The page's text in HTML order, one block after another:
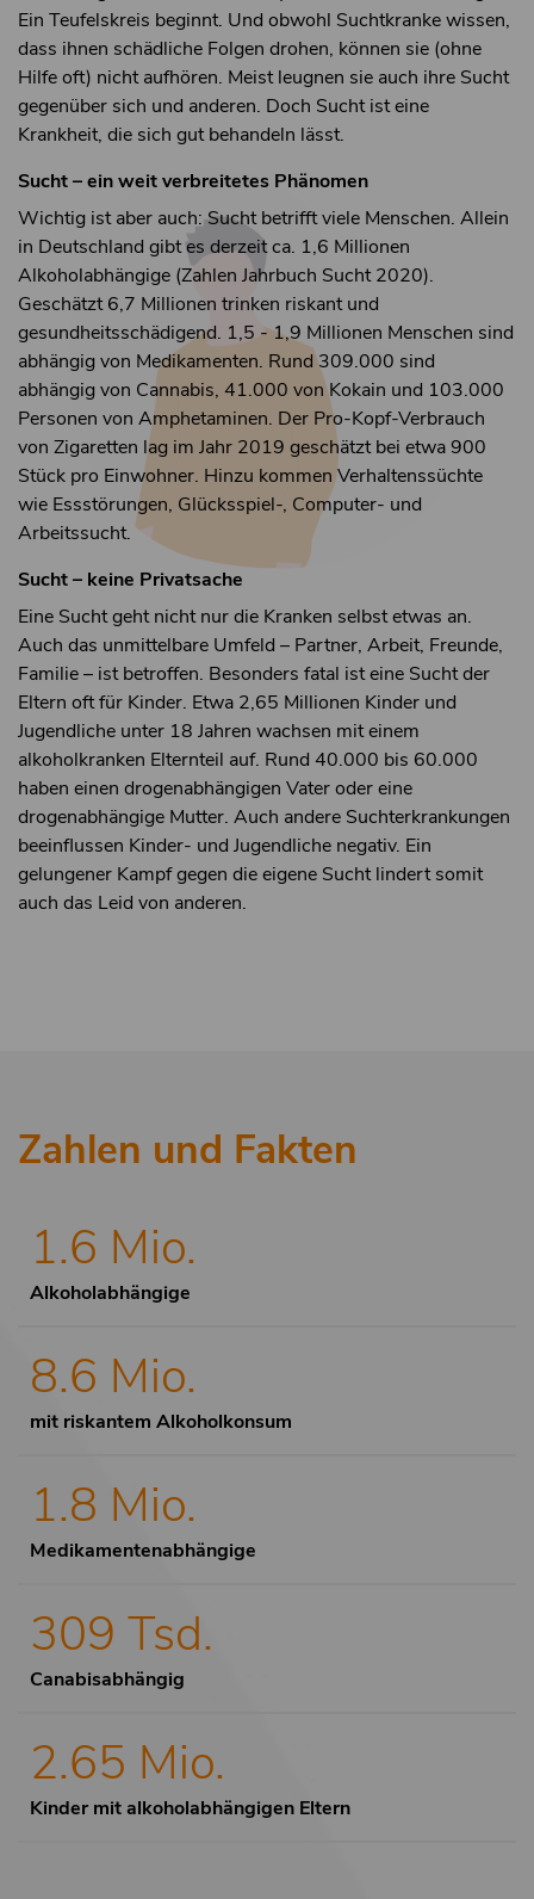
Ein Teufelskreis beginnt. Und obwohl Suchtkranke wissen,
dass ihnen schädliche Folgen drohen, können sie (ohne
Hilfe oft) nicht aufhören. Meist leugnen sie auch ihre Sucht
gegenüber sich und anderen. Doch Sucht ist eine
Krankheit, die sich gut behandeln lässt.
Sucht – ein weit verbreitetes Phänomen
Wichtig ist aber auch: Sucht betrifft viele Menschen. Allein
in Deutschland gibt es derzeit ca. 1,6 Millionen
Alkoholabhängige (Zahlen Jahrbuch Sucht 2020).
Geschätzt 6,7 Millionen trinken riskant und
gesundheitsschädigend. 1,5 - 1,9 Millionen Menschen sind
abhängig von Medikamenten. Rund 309.000 sind
abhängig von Cannabis, 41.000 von Kokain und 103.000
Personen von Amphetaminen. Der Pro-Kopf-Verbrauch
von Zigaretten lag im Jahr 2019 geschätzt bei etwa 900
Stück pro Einwohner. Hinzu kommen Verhaltenssüchte
wie Essstörungen, Glücksspiel-, Computer- und
Arbeitssucht.
Sucht – keine Privatsache
Eine Sucht geht nicht nur die Kranken selbst etwas an.
Auch das unmittelbare Umfeld – Partner, Arbeit, Freunde,
Familie – ist betroffen. Besonders fatal ist eine Sucht der
Eltern oft für Kinder. Etwa 2,65 Millionen Kinder und
Jugendliche unter 18 Jahren wachsen mit einem
alkoholkranken Elternteil auf. Rund 40.000 bis 60.000
haben einen drogenabhängigen Vater oder eine
drogenabhängige Mutter. Auch andere Suchterkrankungen
beeinflussen Kinder- und Jugendliche negativ. Ein
gelungener Kampf gegen die eigene Sucht lindert somit
auch das Leid von anderen.
Zahlen und Fakten
1.6 Mio.
Alkoholabhängige
8.6 Mio.
mit riskantem Alkoholkonsum
1.8 Mio.
Medikamentenabhängige
309 Tsd.
Canabisabhängig
2.65 Mio.
Kinder mit alkoholabhängigen Eltern